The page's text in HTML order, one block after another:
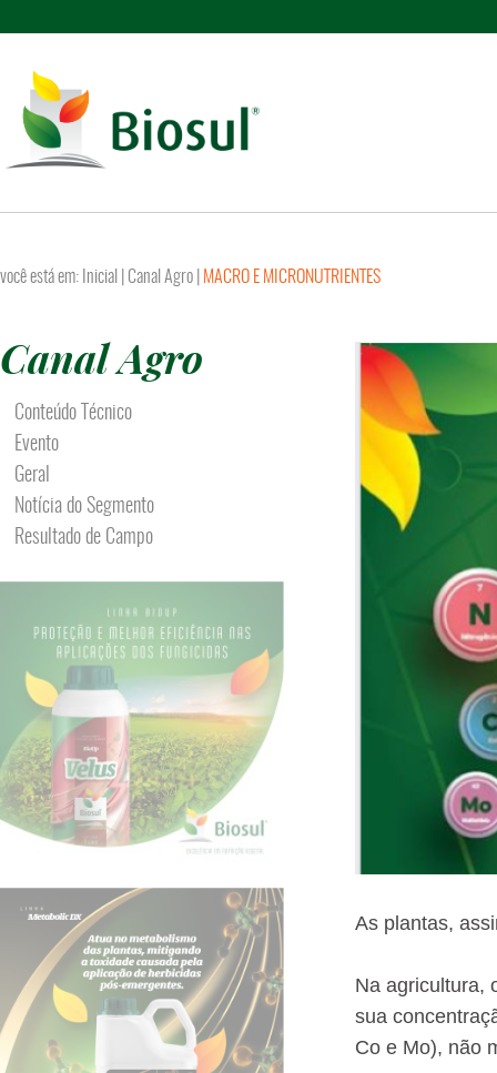
você está em: Inicial Canal Agro MACRO E MICRONUTRIENTES
Canal Agro
Conteúdo Técnico
Evento
Geral
Notícia do Segmento
Resultado de Campo
As plantas,
Na agricultura,
sua
Co e Mo), não